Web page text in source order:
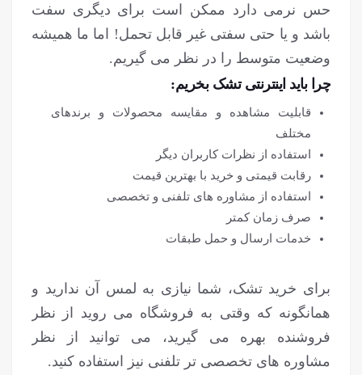
حس نرمی دارد ممکن است برای دیگری سفت
باشد و یا حتی سفتی غیر قابل تحمل! اما ما همیشه
وضعیت متوسط را در نظر می گیریم.
چرا باید اینترنتی تشک بخریم:
قابلیت مشاهده و مقایسه محصولات و برندهای
مختلف
استفاده از نظرات کاربران دیگر
رقابت قیمتی و خرید با بهترین قیمت
استفاده از مشاوره های تلفنی و تخصصی
صرف زمان کمتر
خدمات ارسال و حمل طبقات
برای خرید تشک، شما نیازی به لمس آن ندارید و
همانگونه که وقتی به فروشگاه می روید از نظر
فروشنده بهره می گیرید، می توانید از نظر
مشاوره های تخصصی تر تلفنی نیز استفاده کنید.